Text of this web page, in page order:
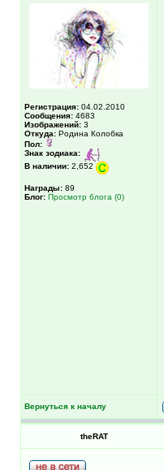
Регистрация: 04.02.2010
Сообщения: 4683
Изображений: 3
Откуда: Родина Колобка
Пол:
Знак зодиака:
В наличии: 2,652
Награды: 89
Блог: Просмотр блога (0)
Вернуться к началу
theRAT